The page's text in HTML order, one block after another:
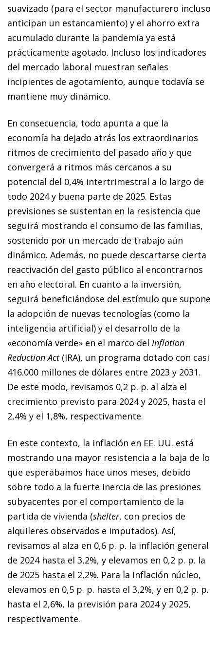
suavizado (para el sector manufacturero incluso
anticipan un estancamiento) y el ahorro extra
acumulado durante la pandemia ya está
prácticamente agotado. Incluso los indicadores
del mercado laboral muestran señales
incipientes de agotamiento, aunque todavía se
mantiene muy dinámico.
En consecuencia, todo apunta a que la
economía ha dejado atrás los extraordinarios
ritmos de crecimiento del pasado año y que
convergerá a ritmos más cercanos a su
potencial del 0,4% intertrimestral a lo largo de
todo 2024 y buena parte de 2025. Estas
previsiones se sustentan en la resistencia que
seguirá mostrando el consumo de las familias,
sostenido por un mercado de trabajo aún
dinámico. Además, no puede descartarse cierta
reactivación del gasto público al encontrarnos
en año electoral. En cuanto a la inversión,
seguirá beneficiándose del estímulo que supone
la adopción de nuevas tecnologías (como la
inteligencia artificial) y el desarrollo de la
«economía verde» en el marco del Inflation
Reduction Act(IRA), un programa dotado con casi
416.000 millones de dólares entre 2023 y 2031.
De este modo, revisamos 0,2 p. p. al alza el
crecimiento previsto para 2024 y 2025, hasta el
2,4% y el 1,8%, respectivamente.
En este contexto, la inflación en EE. UU. está
mostrando una mayor resistencia a la baja de lo
que esperábamos hace unos meses, debido
sobre todo a la fuerte inercia de las presiones
subyacentes por el comportamiento de la
partida de vivienda (shelter, con precios de
alquileres observados e imputados). Así,
revisamos al alza en 0,6 p. p. la inflación general
de 2024 hasta el 3,2%, y elevamos en 0,2 p. p. la
de 2025 hasta el 2,2%. Para la inflación núcleo,
elevamos en 0,5 p. p. hasta el 3,2%, y en 0,2 p. p.
hasta el 2,6%, la previsión para 2024 y 2025,
respectivamente.